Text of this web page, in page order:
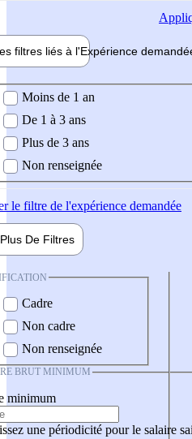
filtres liés à l'Expérience
demandée
Moins de 1 an
De 1 à 3 ans
Plus de 3 ans
Non renseignée
le filtre de l'expérience demandée
Plus De Filtres
Cadre
Non cadre
Non renseignée
BRUT MINIMUM
minimum
une périodicité pour le salaire